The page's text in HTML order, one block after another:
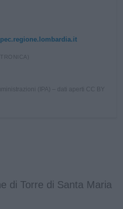
(IPA) – dati aperti CC BY
di Torre di Santa Maria